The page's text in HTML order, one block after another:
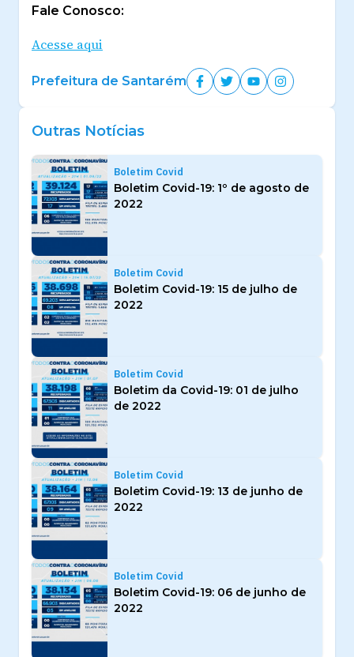
Fale Conosco:
Acesse aqui
Prefeitura de Santarém
Outras Notícias
Boletim Covid
Boletim Covid-19: 1º de agosto de
2022
Boletim Covid
Boletim Covid-19: 15 de julho de
2022
Boletim Covid
Boletim da Covid-19: 01 de julho
de 2022
Boletim Covid
Boletim Covid-19: 13 de junho de
2022
Boletim Covid
Boletim Covid-19: 06 de junho de
2022